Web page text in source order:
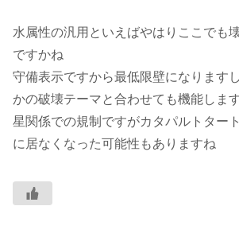
水属性の汎用といえばやはりここでも
ですかね
守備表示ですから最低限壁になります
かの破壊テーマと合わせても機能しま
星関係での規制ですがカタパルトター
に居なくなった可能性もありますね